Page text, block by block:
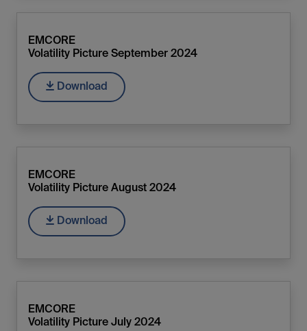
EMCORE
Volatility Picture September 2024
Download
EMCORE
Volatility Picture August 2024
Download
EMCORE
Volatility Picture July 2024